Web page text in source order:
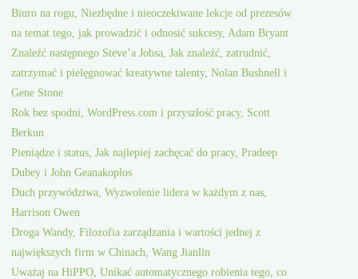
Biuro na rogu, Niezbędne i nieoczekiwane lekcje od prezesów
na temat tego, jak prowadzić i odnosić sukcesy, Adam Bryant
Znaleźć następnego Steve’a Jobsa, Jak znaleźć, zatrudnić,
zatrzymać i pielęgnować kreatywne talenty, Nolan Bushnell i
Gene Stone
Rok bez spodni, WordPress.com i przyszłość pracy, Scott
Berkun
Pieniądze i status, Jak najlepiej zachęcać do pracy, Pradeep
Dubey i John Geanakoplos
Duch przywództwa, Wyzwolenie lidera w każdym z nas,
Harrison Owen
Droga Wandy, Filozofia zarządzania i wartości jednej z
największych firm w Chinach, Wang Jianlin
Uważaj na HiPPO, Unikać automatycznego robienia tego, co